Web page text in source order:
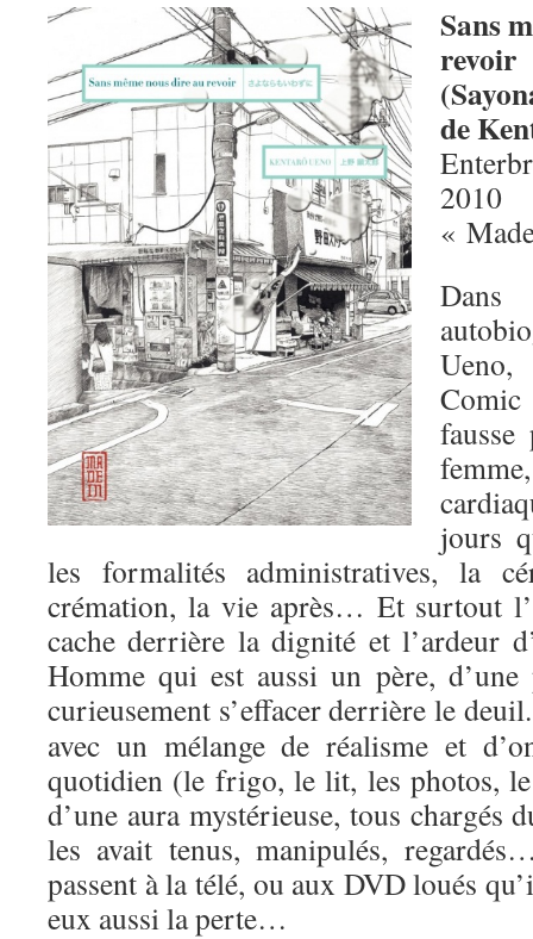
Sans
revoir
de
2010
«
jours
les formalités administratives, la
crémation, la vie après… Et surtout
cache derrière la dignité et l’ardeur
Homme qui est aussi un père,
curieusement s’effacer derrière le deuil.
avec un mélange de réalisme et
quotidien (le frigo, le lit, les photos,
d’une aura mystérieuse, tous chargés
les avait tenus, manipulés,
passent à la télé, ou aux DVD loués
eux aussi la perte…